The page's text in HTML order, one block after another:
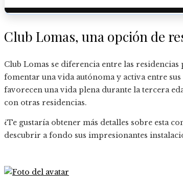
Club Lomas, una opción de
Club Lomas se diferencia entre las
fomentar una vida autónoma y activa entre
favorecen una vida plena durante la tercera
con otras residencias.
¿Te gustaría obtener más detalles sobre esta
descubrir a fondo sus impresionantes